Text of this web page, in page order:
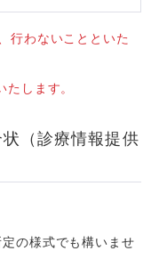
行わないことといた
します。
（診療情報提供
の様式でも構いませ